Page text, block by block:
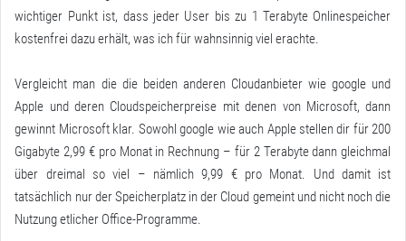
wichtiger Punkt ist, dass jeder User bis zu 1 Terabyte Onlinespeicher
kostenfrei dazu erhält, was ich für wahnsinnig viel erachte.
Vergleicht man die die beiden anderen Cloudanbieter wie google und
Apple und deren Cloudspeicherpreise mit denen von Microsoft, dann
gewinnt Microsoft klar. Sowohl google wie auch Apple stellen dir für 200
Gigabyte 2,99 € pro Monat in Rechnung – für 2 Terabyte dann gleichmal
über dreimal so viel – nämlich 9,99 € pro Monat. Und damit ist
tatsächlich nur der Speicherplatz in der Cloud gemeint und nicht noch die
Nutzung etlicher Office-Programme.